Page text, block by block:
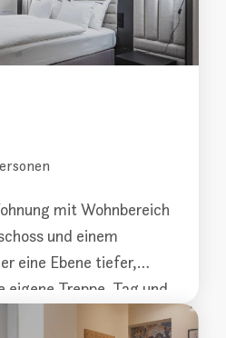
mit Wohnbereich
und einem
eine Ebene tiefer,
eigene Treppe. Tag und